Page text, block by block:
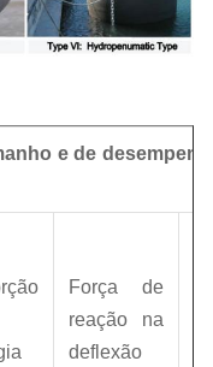
e de
Força de
reação na
deflexão